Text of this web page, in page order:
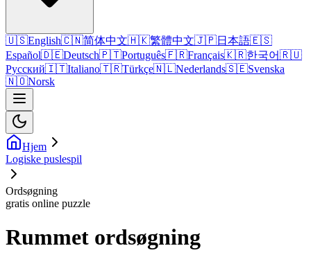
🇺🇸English🇨🇳简体中文🇭🇰繁體中文🇯🇵日本語🇪🇸
Español🇩🇪Deutsch🇵🇹Português🇫🇷Français🇰🇷한국어🇷🇺
Русский🇮🇹Italiano🇹🇷Türkçe🇳🇱Nederlands🇸🇪Svenska
🇳🇴Norsk
Hjem
Logiske puslespil
Ordsøgning
gratis online puzzle
Rummet ordsøgning